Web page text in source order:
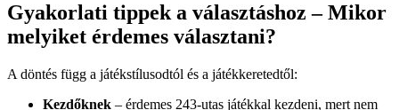
Gyakorlati tippek a választáshoz – Mikor
melyiket érdemes választani?
A döntés függ a játékstílusodtól és a játékkeretedtől:
Kezdőknek – érdemes 243-utas játékkal kezdeni, mert nem